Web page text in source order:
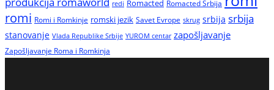
redi Romacted Romacted Srbija
romi Romi i Romkinje romski jezik Savet Evrope skrug srbija srbija
stanovanje Vlada Republike Srbije YUROM centar zapošljavanje
Zapošljavanje Roma i Romkinja